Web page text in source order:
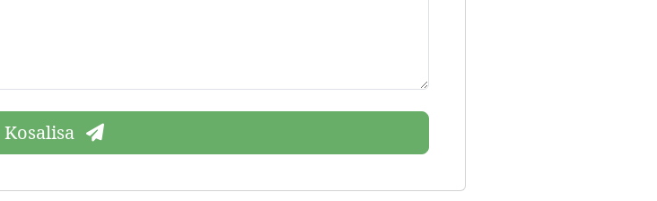
Kosalisa